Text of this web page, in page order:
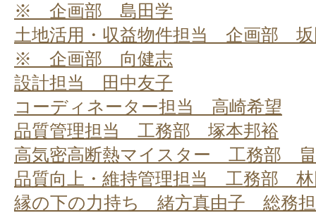
※ 企画部 島田学
土地活用・収益物件担当 企画部 坂
※ 企画部 向健志
設計担当 田中友子
コーディネーター担当 高崎希望
品質管理担当 工務部 塚本邦裕
高気密高断熱マイスター 工務部
品質向上・維持管理担当 工務部 林
縁の下の力持ち 緒方真由子 総務